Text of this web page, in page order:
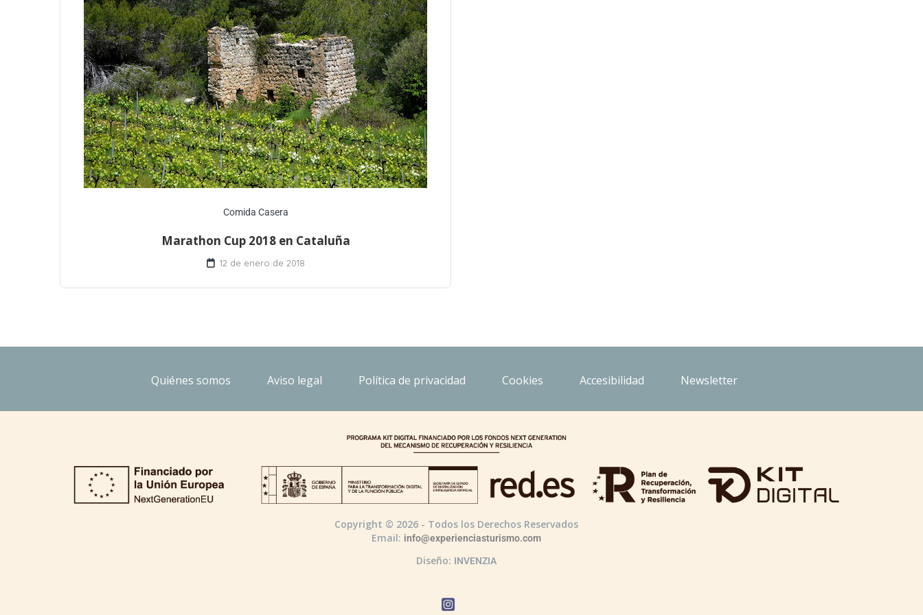
Comida Casera
Marathon Cup 2018 en Cataluña
12 de enero de 2018
Quiénes somos Aviso legal Política de privacidad Cookies Accesibilidad Newsletter
Copyright © 2026 - Todos los Derechos Reservados
Email: info@experienciasturismo.com
Diseño: INVENZIA